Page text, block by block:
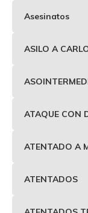
Asesinatos
ASILO A
ATAQUE CON
ATENTADO A
ATENTADOS